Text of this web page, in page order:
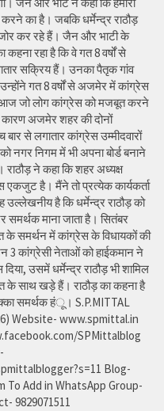
का है। जबकि धर्मेन्द्र राठौड़
कर रहे हैं। जैन और भाटी के
कहना रहा है कि वे गत 8 वर्षों से
सक्रिय हैं। उनका पैतृक गांव
गत 8 वर्षों से अजमेर में कांग्रेस
जो लोग कांग्रेस को मजबूत करने
कारण अजमेर शहर की दोनों
बार से लगातार कांग्रेस उम्मीदवारों
नगर निगम में भी अपना बोर्ड बनाने
राठौड़ ने कहा कि शहर अध्यक्ष
है। मैंने तो प्रत्येक कार्यकर्ता
उल्लेखनीय है कि धर्मेन्द्र राठौड़ को
समर्थक माना जाता है। सितंबर
समर्थन में कांग्रेस के विधायकों की
3 कांग्रेसी नेताओं को हाईकमान ने
उसमें धर्मेन्द्र राठौड़ भी शामिल
के साथ खड़े हैं। राठौड़ का कहना है
समर्थक हंू। S.P.MITTAL
Website- www.spmittal.in
SPMittalblog
Blog-
Add in WhatsApp Group-
9829071511